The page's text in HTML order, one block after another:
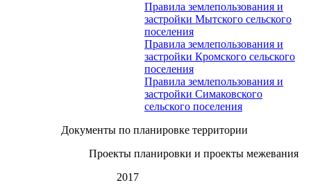
Правила землепользования и
застройки Мытского сельского
поселения
Правила землепользования и
застройки Кромского сельского
поселения
Правила землепользования и
застройки Симаковского
сельского поселения
Документы по планировке территории
Проекты планировки и проекты межевания
2017